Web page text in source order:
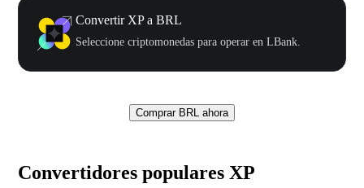
Convertir XP a BRL
Seleccione criptomonedas para operar en LBank.
Comprar BRL ahora
Convertidores populares XP